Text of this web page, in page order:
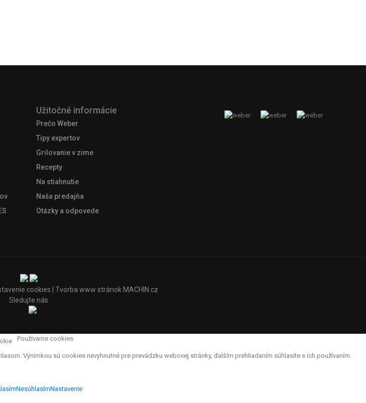
Užitočné informácie
Prečo Weber
Tipy expertov
Grilovanie v zime
Recepty
Na stiahnutie
Naša predajňa
Otázky a odpovede
cookies | Tvorba www stránok MACHIN.cz
Sledujte nás
Používame cookies
Výnimkou sú cookies nevyhnutné pre prevádzku webovej stránky, ďalším prehliadaním súhlasíte s ich používaním.
NesúhlasímNastavenie